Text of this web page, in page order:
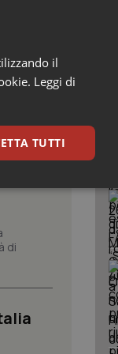
di
il
Leggi di
TUTTI
sulle pagine